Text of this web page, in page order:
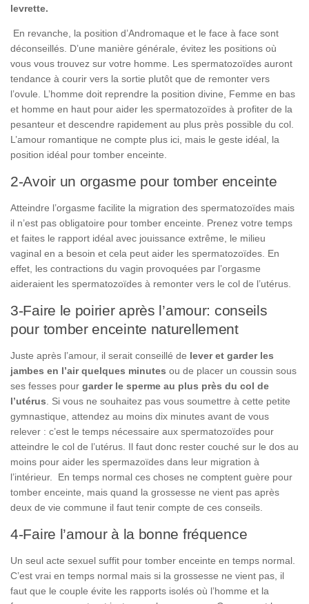
levrette.
En revanche, la position d’Andromaque et le face à face sont
déconseillés. D’une manière générale, évitez les positions où
vous vous trouvez sur votre homme. Les spermatozoïdes auront
tendance à courir vers la sortie plutôt que de remonter vers
l’ovule. L’homme doit reprendre la position divine, Femme en bas
et homme en haut pour aider les spermatozoïdes à profiter de la
pesanteur et descendre rapidement au plus près possible du col.
L’amour romantique ne compte plus ici, mais le geste idéal, la
position idéal pour tomber enceinte.
2-Avoir un orgasme pour tomber enceinte
Atteindre l’orgasme facilite la migration des spermatozoïdes mais
il n’est pas obligatoire pour tomber enceinte. Prenez votre temps
et faites le rapport idéal avec jouissance extrême, le milieu
vaginal en a besoin et cela peut aider les spermatozoïdes. En
effet, les contractions du vagin provoquées par l’orgasme
aideraient les spermatozoïdes à remonter vers le col de l’utérus.
3-Faire le poirier après l’amour: conseils
pour tomber enceinte naturellement
Juste après l’amour, il serait conseillé de lever et garder les
jambes en l’air quelques minutes ou de placer un coussin sous
ses fesses pour garder le sperme au plus près du col de
l’utérus. Si vous ne souhaitez pas vous soumettre à cette petite
gymnastique, attendez au moins dix minutes avant de vous
relever : c’est le temps nécessaire aux spermatozoïdes pour
atteindre le col de l’utérus. Il faut donc rester couché sur le dos au
moins pour aider les spermazoïdes dans leur migration à
l’intérieur. En temps normal ces choses ne comptent guère pour
tomber enceinte, mais quand la grossesse ne vient pas après
deux de vie commune il faut tenir compte de ces conseils.
4-Faire l’amour à la bonne fréquence
Un seul acte sexuel suffit pour tomber enceinte en temps normal.
C’est vrai en temps normal mais si la grossesse ne vient pas, il
faut que le couple évite les rapports isolés où l’homme et la